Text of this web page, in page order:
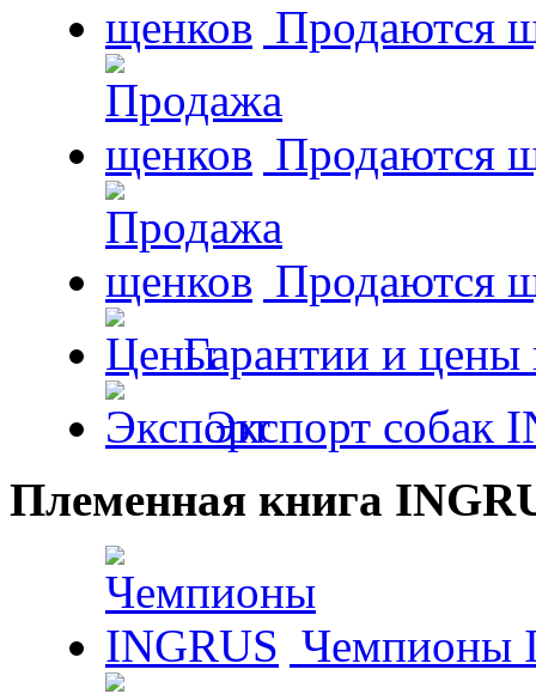
Продаются
Продаются
Продаются
Гарантии и цены
Экспорт собак
Племенная книга
Чемпионы